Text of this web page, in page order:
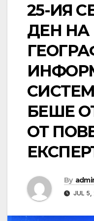
25-ИЯ
ДЕН НА
БЕШЕ
ОТ
By
JUL 5,